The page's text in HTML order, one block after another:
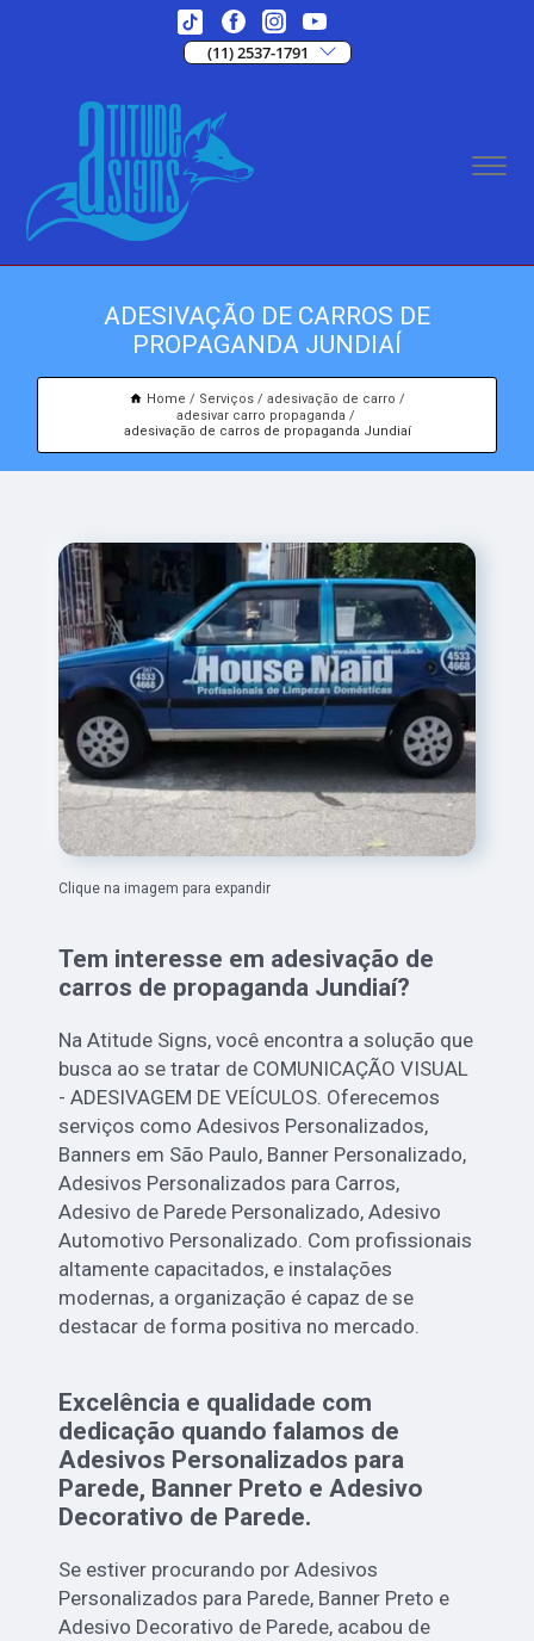
(11) 2537-1791
ADESIVAÇÃO DE CARROS DE
PROPAGANDA JUNDIAÍ
Home Serviços
adesivação de carro
adesivar carro propaganda
adesivação de carros de propaganda Jundiaí
Clique na imagem para expandir
Tem interesse em adesivação de
carros de propaganda Jundiaí?
Na Atitude Signs, você encontra a solução que
busca ao se tratar de COMUNICAÇÃO VISUAL
- ADESIVAGEM DE VEÍCULOS. Oferecemos
serviços como Adesivos Personalizados,
Banners em São Paulo, Banner Personalizado,
Adesivos Personalizados para Carros,
Adesivo de Parede Personalizado, Adesivo
Automotivo Personalizado. Com profissionais
altamente capacitados, e instalações
modernas, a organização é capaz de se
destacar de forma positiva no mercado.
Excelência e qualidade com
dedicação quando falamos de
Adesivos Personalizados para
Parede, Banner Preto e Adesivo
Decorativo de Parede.
Se estiver procurando por Adesivos
Personalizados para Parede, Banner Preto e
Adesivo Decorativo de Parede, acabou de